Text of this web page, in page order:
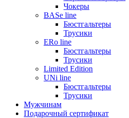
Чокеры
BASe line
Бюстгальтеры
Трусики
ERo line
Бюстгальтеры
Трусики
Limited Edition
UNi line
Бюстгальтеры
Трусики
Мужчинам
Подарочный сертификат